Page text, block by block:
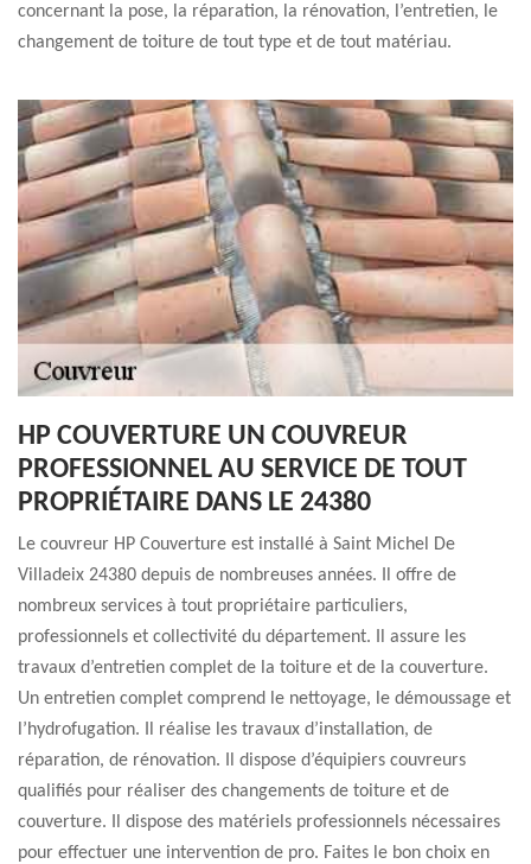
concernant la pose, la réparation, la rénovation, l’entretien, le
changement de toiture de tout type et de tout matériau.
HP COUVERTURE UN COUVREUR
PROFESSIONNEL AU SERVICE DE TOUT
PROPRIÉTAIRE DANS LE 24380
Le couvreur HP Couverture est installé à Saint Michel De
Villadeix 24380 depuis de nombreuses années. Il offre de
nombreux services à tout propriétaire particuliers,
professionnels et collectivité du département. Il assure les
travaux d’entretien complet de la toiture et de la couverture.
Un entretien complet comprend le nettoyage, le démoussage et
l’hydrofugation. Il réalise les travaux d’installation, de
réparation, de rénovation. Il dispose d’équipiers couvreurs
qualifiés pour réaliser des changements de toiture et de
couverture. Il dispose des matériels professionnels nécessaires
pour effectuer une intervention de pro. Faites le bon choix en